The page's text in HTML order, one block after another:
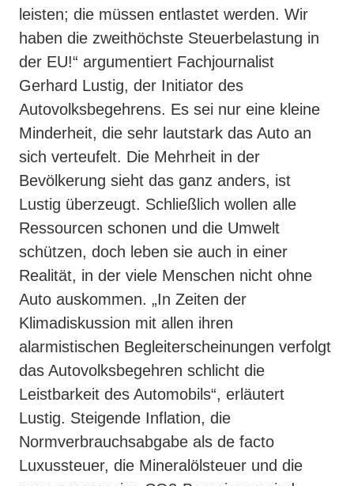
leisten; die müssen entlastet werden. Wir
haben die zweithöchste Steuerbelastung in
der EU!“ argumentiert Fachjournalist
Gerhard Lustig, der Initiator des
Autovolksbegehrens. Es sei nur eine kleine
Minderheit, die sehr lautstark das Auto an
sich verteufelt. Die Mehrheit in der
Bevölkerung sieht das ganz anders, ist
Lustig überzeugt. Schließlich wollen alle
Ressourcen schonen und die Umwelt
schützen, doch leben sie auch in einer
Realität, in der viele Menschen nicht ohne
Auto auskommen. „In Zeiten der
Klimadiskussion mit allen ihren
alarmistischen Begleiterscheinungen verfolgt
das Autovolksbegehren schlicht die
Leistbarkeit des Automobils“, erläutert
Lustig. Steigende Inflation, die
Normverbrauchsabgabe als de facto
Luxussteuer, die Mineralölsteuer und die